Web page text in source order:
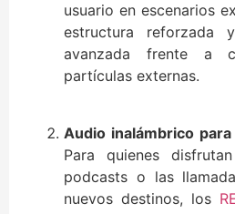
usuario en escenarios
estructura reforzada
avanzada frente a
partículas externas.
Audio inalámbrico
Para quienes
podcasts o las
nuevos destinos, los